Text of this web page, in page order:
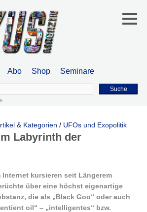
Abo Shop Seminare
Suche
& Kategorien / UFOs und Exopolitik
Labyrinth der
Internet kursieren seit Längerem
über eine höchst eigenartige
die als „Black Goo“ oder auch
oil“ – „intelligentes“ bzw.